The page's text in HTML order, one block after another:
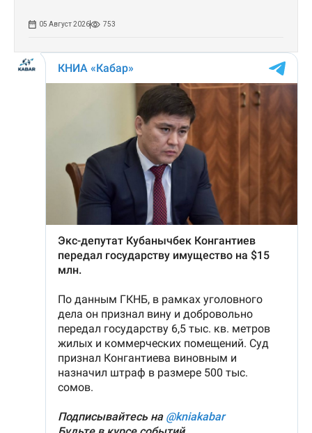
05 Август 2026 753